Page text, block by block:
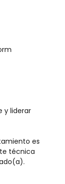
y liderar
es
técnica